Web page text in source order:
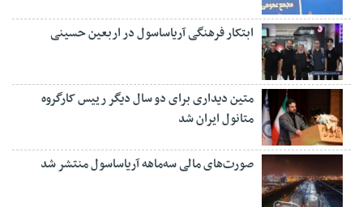
ابتکار فرهنگی آریاساسول در اربعین حسینی
متین دیداری برای دو سال دیگر رییس کارگروه
متانول ایران شد
صورت‌های مالی سه‌ماهه آریاساسول منتشر شد